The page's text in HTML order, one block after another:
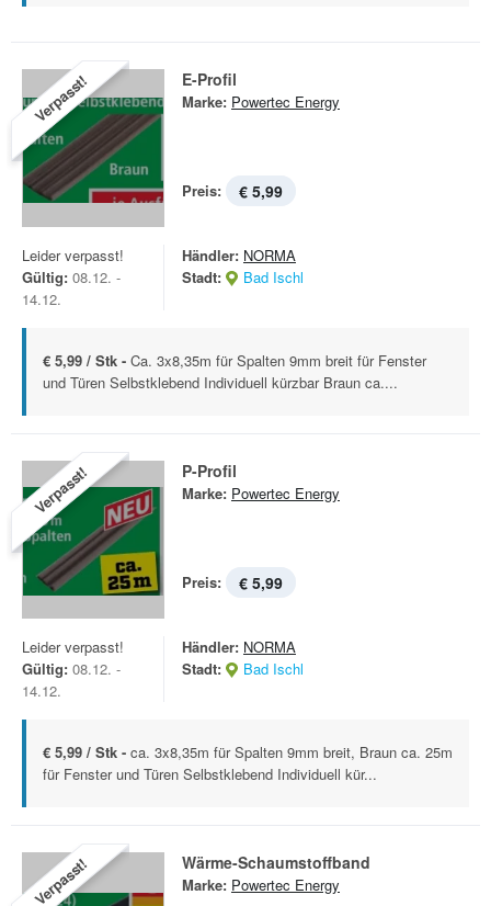
Verpasst! E-Profil
Marke: Powertec Energy
Preis: € 5,99
Leider verpasst!
Gültig: 08.12. -
14.12.
Händler: NORMA
Stadt:
Bad Ischl
€ 5,99 / Stk - Ca. 3x8,35m für Spalten 9mm breit für Fenster
und Türen Selbstklebend Individuell kürzbar Braun ca....
Verpasst! P-Profil
Marke: Powertec Energy
Preis: € 5,99
Leider verpasst!
Gültig: 08.12. -
14.12.
Händler: NORMA
Stadt:
Bad Ischl
€ 5,99 / Stk - ca. 3x8,35m für Spalten 9mm breit, Braun ca. 25m
für Fenster und Türen Selbstklebend Individuell kür...
Verpasst! Wärme-Schaumstoffband
Marke: Powertec Energy